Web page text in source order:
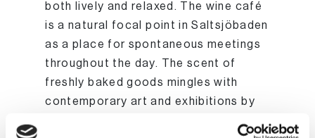
both lively and relaxed. The wine café
is a natural focal point in Saltsjöbaden
as a place for spontaneous meetings
throughout the day. The scent of
freshly baked goods mingles with
contemporary art and exhibitions by